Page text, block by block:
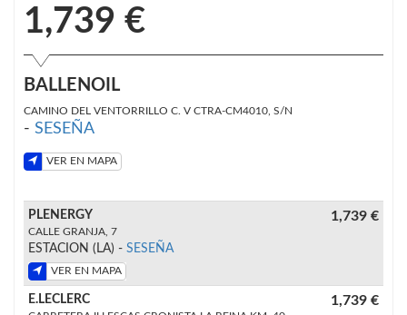
1,739 €
BALLENOIL
CAMINO DEL VENTORRILLO C. V CTRA-CM4010, S/N
- SESEÑA
VER EN MAPA
PLENERGY
CALLE GRANJA, 7
ESTACION (LA) - SESEÑA
VER EN MAPA
1,739 €
E.LECLERC 1,739 €